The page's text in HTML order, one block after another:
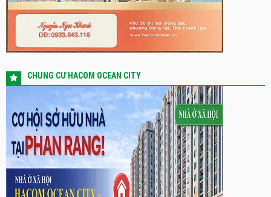
CHUNG CƯ HACOM OCEAN CITY